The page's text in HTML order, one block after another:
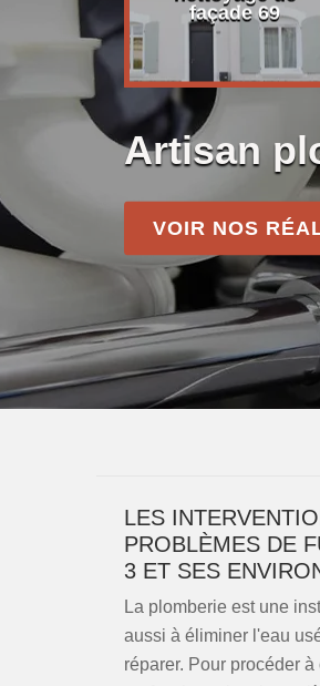
façade 69
Artisan
VOIR NOS
LES
PROBLÈMES DE
3 ET SES
La plomberie est une
aussi à éliminer l'eau
réparer. Pour procéder